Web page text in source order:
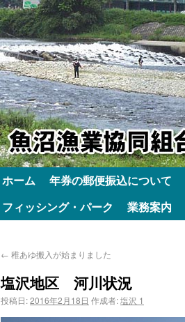
ホーム 年券の郵便振込について
フィッシング・パーク
業務案内
← 稚あゆ搬入が始まりました
塩沢地区 河川状況
投稿日:2016年2月18日 作成者:塩沢 1